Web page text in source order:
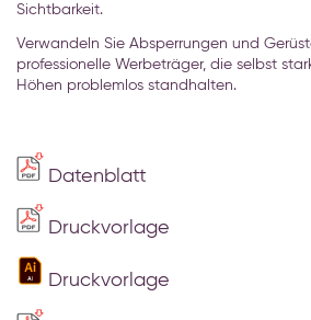
Sichtbarkeit.
Verwandeln Sie Absperrungen und
professionelle Werbeträger, die selbst
Höhen problemlos standhalten.
Datenblatt
Druckvorlage
Druckvorlage